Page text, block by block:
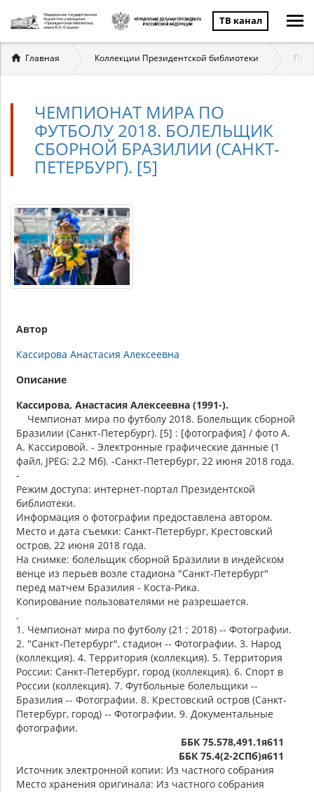
ТВ канал
Вы
здесь
Главная Коллекции Президентской библиотеки
ЧЕМПИОНАТ МИРА ПО
ФУТБОЛУ 2018. БОЛЕЛЬЩИК
СБОРНОЙ БРАЗИЛИИ (САНКТ-
ПЕТЕРБУРГ). [5]
Автор
Кассирова Анастасия Алексеевна
Описание
Кассирова, Анастасия Алексеевна (1991-).
Чемпионат мира по футболу 2018. Болельщик сборной
Бразилии (Санкт-Петербург). [5] : [фотография] / фото А.
А. Кассировой. - Электронные графические данные (1
файл, JPEG: 2,2 Мб). -Санкт-Петербург, 22 июня 2018 года.
-
Режим доступа: интернет-портал Президентской
библиотеки.
Информация о фотографии предоставлена автором.
Место и дата съемки: Санкт-Петербург, Крестовский
остров, 22 июня 2018 года.
На снимке: болельщик сборной Бразилии в индейском
венце из перьев возле стадиона "Санкт-Петербург"
перед матчем Бразилия - Коста-Рика.
Копирование пользователями не разрешается.
.
1. Чемпионат мира по футболу (21 ; 2018) -- Фотографии.
2. "Санкт-Петербург", стадион -- Фотографии. 3. Народ
(коллекция). 4. Территория (коллекция). 5. Территория
России: Санкт-Петербург, город (коллекция). 6. Спорт в
России (коллекция). 7. Футбольные болельщики --
Бразилия -- Фотографии. 8. Крестовский остров (Санкт-
Петербург, город) -- Фотографии. 9. Документальные
фотографии.
ББК 75.578,491.1я611
ББК 75.4(2-2СПб)я611
Источник электронной копии: Из частного собрания
Место хранения оригинала: Из частного собрания